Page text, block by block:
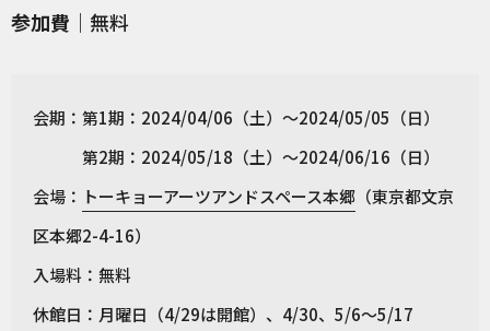
参加費 ｜無料
会期：第1期：2024/04/06（土）〜2024/05/05（日）
第2期：2024/05/18（土）〜2024/06/16（日）
会場： トーキョーアーツアンドスペース本郷 （東京都文京
区本郷2-4-16）
入場料：無料
休館日：月曜日（4/29は開館）、4/30、5/6〜5/17